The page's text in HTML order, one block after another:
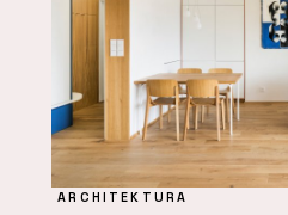
ARCHITEKTURA